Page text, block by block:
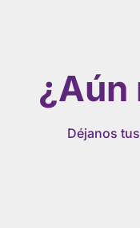
¿Aún
Déjanos